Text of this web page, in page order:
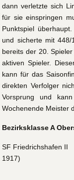
dann verletzte sich
für sie einspringen
Punktspiel
und sicherte mit
bereits der 20.
aktiven Spieler.
kann für das
direkten Verfolger
Vorsprung und
Wochenende Meister
Bezirksklasse A
SF
1917)